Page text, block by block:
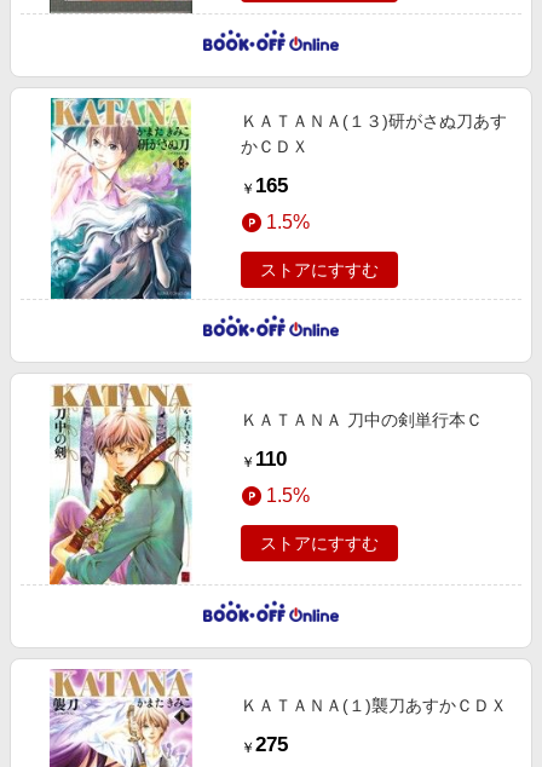
ＫＡＴＡＮＡ(１３)研がさぬ刀あす
かＣＤＸ
￥ 165
1.5%
ストアにすすむ
ＫＡＴＡＮＡ 刀中の剣単行本Ｃ
￥ 110
1.5%
ストアにすすむ
ＫＡＴＡＮＡ(１)襲刀あすかＣＤＸ
￥ 275